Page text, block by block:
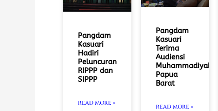
Pangdam
Kasuari
Hadiri
Peluncuran
RIPPP dan
SIPPP
READ MORE »
Pangdam
Kasuari
Terima
Audiensi
Muhammadiyah
Papua
Barat
READ MORE »